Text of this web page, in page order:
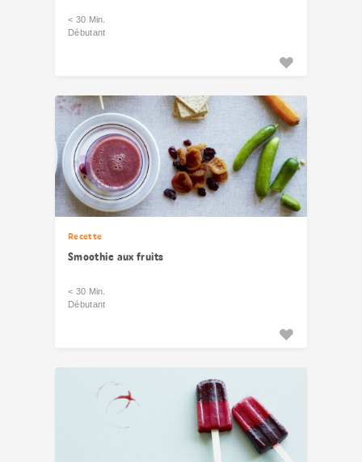
< 30 Min.
Débutant
Recette
Smoothie aux fruits
< 30 Min.
Débutant